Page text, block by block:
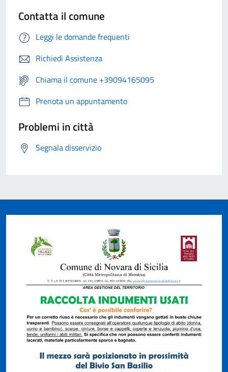
Contatta il comune
Leggi le domande frequenti
Richiedi Assistenza
Chiama il comune +39094165095
Prenota un appuntamento
Problemi in città
Segnala disservizio